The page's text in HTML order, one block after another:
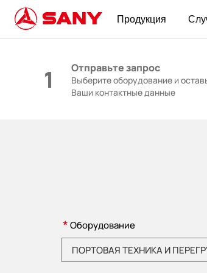
Продукция
1 Отправьте запрос
Выберите оборудование и
Ваши контактные данные
*Оборудование